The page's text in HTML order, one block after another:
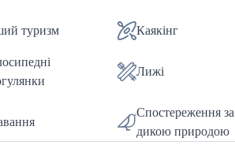
життя!
туризм Каякінг
Лижі
Спостереження за
дикою природою